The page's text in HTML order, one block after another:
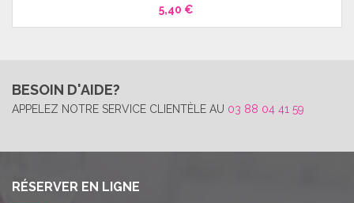
5,40 €
BESOIN D'AIDE?
APPELEZ NOTRE SERVICE CLIENTÈLE AU 03 88 04 41 59
RÉSERVER EN LIGNE